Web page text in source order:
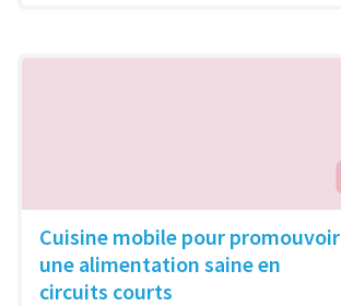
Cuisine mobile pour promouvoir
une alimentation saine en
circuits courts